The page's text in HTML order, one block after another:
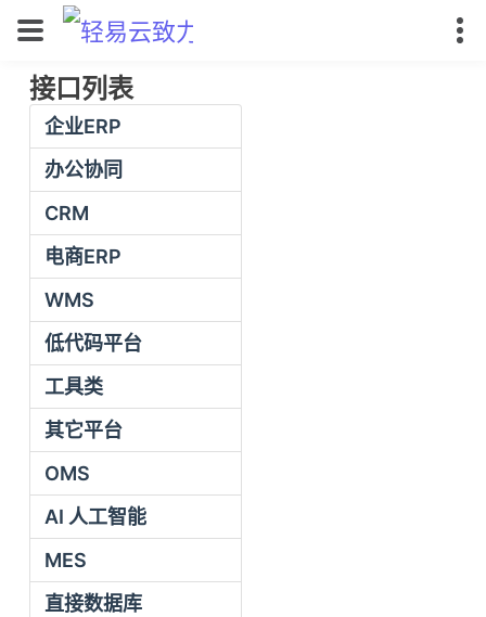
接口列表
企业ERP
办公协同
CRM
电商ERP
WMS
低代码平台
工具类
其它平台
OMS
AI 人工智能
MES
直接数据库